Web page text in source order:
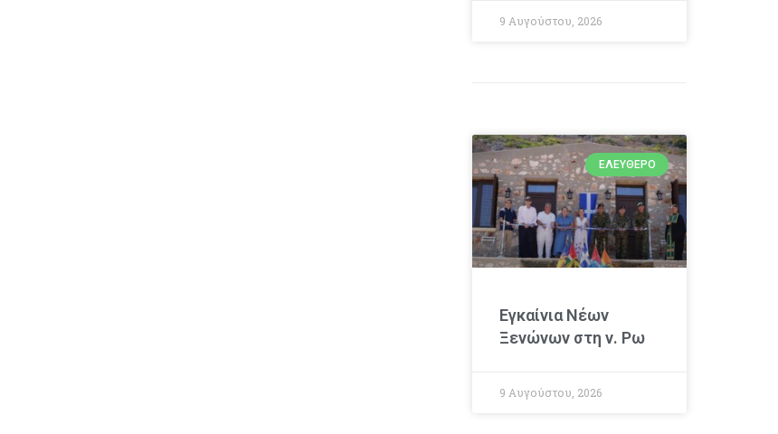
9 Αυγούστου, 2026
ΕΛΕΎΘΕΡΟ
Εγκαίνια Νέων
Ξενώνων στη ν. Ρω
9 Αυγούστου, 2026